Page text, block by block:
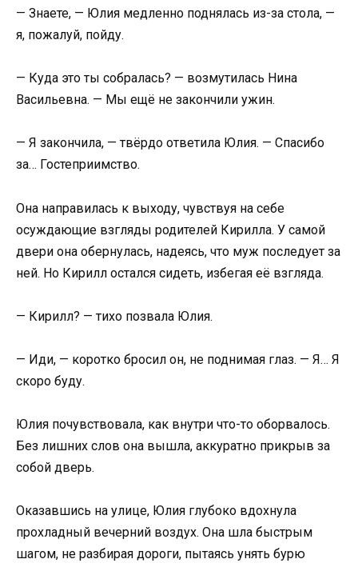
— Знаете, — Юлия медленно поднялась из-за стола, —
я, пожалуй, пойду.
— Куда это ты собралась? — возмутилась Нина
Васильевна. — Мы ещё не закончили ужин.
— Я закончила, — твёрдо ответила Юлия. — Спасибо
за… Гостеприимство.
Она направилась к выходу, чувствуя на себе
осуждающие взгляды родителей Кирилла. У самой
двери она обернулась, надеясь, что муж последует за
ней. Но Кирилл остался сидеть, избегая её взгляда.
— Кирилл? — тихо позвала Юлия.
— Иди, — коротко бросил он, не поднимая глаз. — Я… Я
скоро буду.
Юлия почувствовала, как внутри что-то оборвалось.
Без лишних слов она вышла, аккуратно прикрыв за
собой дверь.
Оказавшись на улице, Юлия глубоко вдохнула
прохладный вечерний воздух. Она шла быстрым
шагом, не разбирая дороги, пытаясь унять бурю